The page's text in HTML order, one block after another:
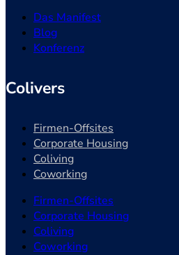
Das Manifest
Blog
Konferenz
Colivers
Firmen-Offsites
Corporate Housing
Coliving
Coworking
Firmen-Offsites
Corporate Housing
Coliving
Coworking